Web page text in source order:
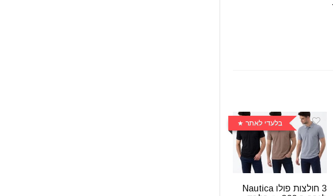
בלעדי לאתר
3 חולצות פולו Nautica